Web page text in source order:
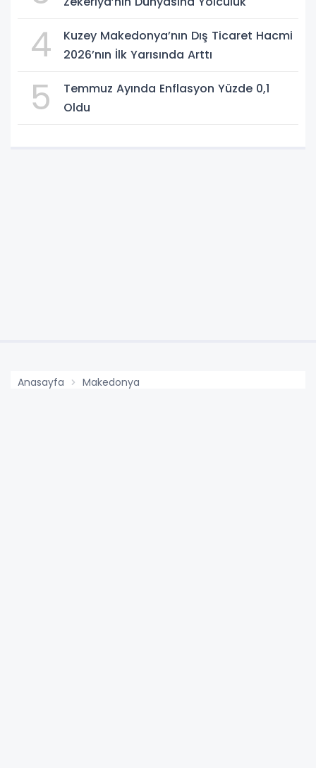
4
Kuzey Makedonya’nın Dış Ticaret Hacmi
2026’nın İlk Yarısında Arttı
5
Temmuz Ayında Enflasyon Yüzde 0,1
Oldu
Anasayfa Makedonya